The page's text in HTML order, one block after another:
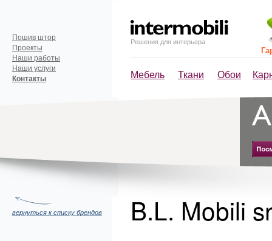
Решения для интерьера
Мебель Ткани Обои
Пошив штор
Проекты
Наши работы
Наши услуги
Контакты
вернуться к списку брендов B.L. Mobili